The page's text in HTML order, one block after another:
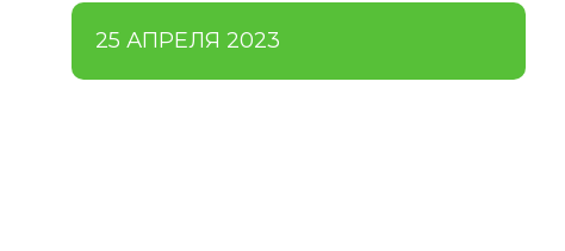
25 АПРЕЛЯ 2023